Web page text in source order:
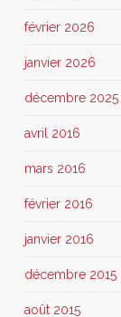
février 2026
janvier 2026
décembre 2025
avril 2016
mars 2016
février 2016
janvier 2016
décembre 2015
août 2015